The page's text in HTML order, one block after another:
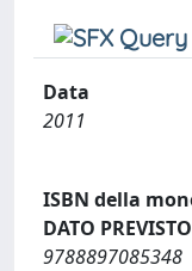
Data
2011
ISBN della
DATO
9788897085348